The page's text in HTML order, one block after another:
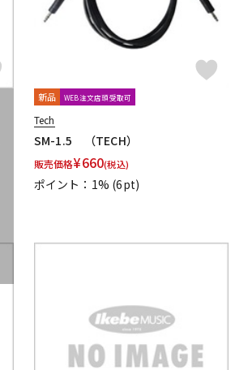
新品 WEB注文店頭受取可
Tech
SM-1.5 （TECH）
販売価格¥660(税込)
ポイント：1% (6pt)